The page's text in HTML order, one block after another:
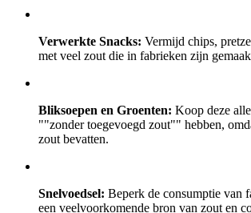
Verwerkte Snacks: Vermijd chips,
met veel zout die in fabrieken zijn
Bliksoepen en Groenten: Koop deze
""zonder toegevoegd zout"" hebben,
zout bevatten.
Snelvoedsel: Beperk de consumptie van
een veelvoorkomende bron van zout en